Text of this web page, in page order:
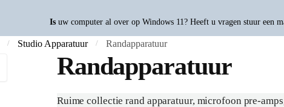
Is uw computer al over op Windows 11? Heeft u vragen stuur een
/ Studio Apparatuur / Randapparatuur
Randapparatuur
Ruime collectie rand apparatuur, microfoon pre-